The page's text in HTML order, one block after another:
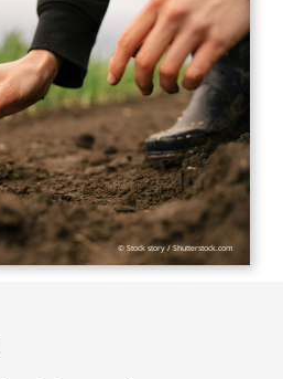
© Stock story / Shutterstock.com